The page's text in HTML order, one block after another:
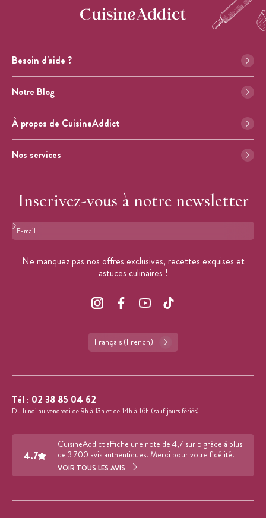
Besoin d'aide ?
Notre Blog
À propos de CuisineAddict
Nos services
Inscrivez-vous à notre newsletter
Format : adresse@email.com
Ne manquez pas nos offres exclusives, recettes exquises et
astuces culinaires !
Français (French)
Tél : 02 38 85 04 62
Du lundi au vendredi de 9h à 13h et de 14h à 16h (sauf jours fériés).
4.7
CuisineAddict affiche une note de 4,7 sur 5 grâce à plus
de 3 700 avis authentiques. Merci pour votre fidélité.
VOIR TOUS LES AVIS